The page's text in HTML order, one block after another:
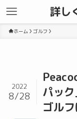
詳し
ホーム ゴルフ
パッ
ゴル
2022
8/28